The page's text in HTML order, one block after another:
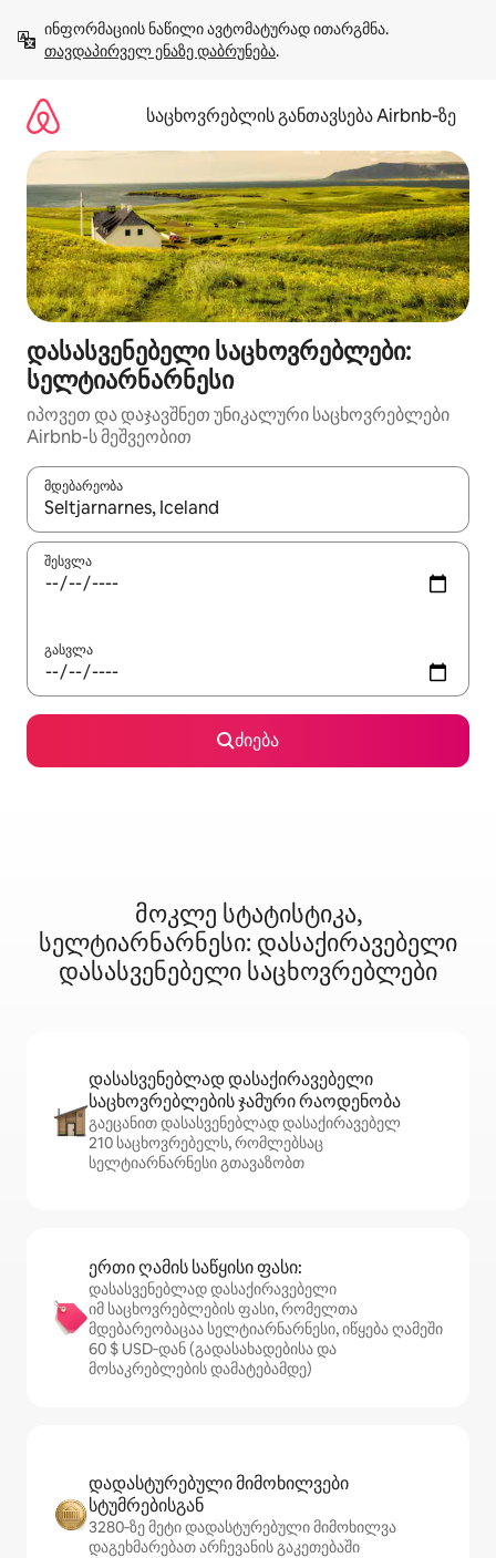
გადასვლა
თავდაპირველ ენაზე დაბრუნება.
საცხოვრებლის განთავსება Airbnb‑ზე
დასასვენებელი საცხოვრებლები:
სელტიარნარნესი
იპოვეთ და დაჯავშნეთ უნიკალური საცხოვრებლები
Airbnb-ს მეშვეობით
მდებარეობა
როცა შედეგები ხელმისაწვდომი გახდება, ნავიგაციისთვის
შესვლა
გასვლა
ძიება
მოკლე სტატისტიკა,
სელტიარნარნესი: დასაქირავებელი
დასასვენებელი საცხოვრებლები
დასასვენებლად დასაქირავებელი
საცხოვრებლების ჯამური რაოდენობა
გაეცანით დასასვენებლად დასაქირავებელ
210 საცხოვრებელს, რომლებსაც
სელტიარნარნესი გთავაზობთ
ერთი ღამის საწყისი ფასი:
დასასვენებლად დასაქირავებელი
იმ საცხოვრებლების ფასი, რომელთა
მდებარეობაცაა სელტიარნარნესი, იწყება ღამეში
60 $ USD‑დან (გადასახადებისა და
მოსაკრებლების დამატებამდე)
დადასტურებული მიმოხილვები
სტუმრებისგან
3280‑ზე მეტი დადასტურებული მიმოხილვა
დაგეხმარებათ არჩევანის გაკეთებაში